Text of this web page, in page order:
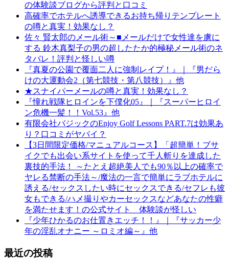
の体験談ブログから評判と口コミ
高確率でホテルへ誘導できるお持ち帰りテンプレート
の噂と真実！効果なし？
佐々 賢太郎のメール術～■メールだけで女性達を虜に
する 鈴木真梨子の男の超したたか的極秘メール術のネ
タバレ！評判と怪しい噂
『真夏の公園で覆面二人に強制レイプ！』｜『男だら
けの大運動会2（第七競技・第八競技）』他
★スナイパーメールの噂と真実！効果なし？
『憧れ戦隊ヒロインを下僕化05』｜『スーパーヒロイ
ン危機一髪！！Vol.53』他
有限会社バジックのEnjoy Golf Lessons PART.7は効果あ
り？口コミがヤバイ？
【3日間限定価格/マニュアルコース】「超簡単！ブサ
イクでも出会い系サイトを使って千人斬りを達成した
裏技的手法！ ～たとえ超絶美人でも90％以上の確率で
ヤレる禁断の手法～/魔法の一言で簡単にラブホテルに
誘える/セックスしたい時にセックスできる/セフレも彼
女もできる/ハメ撮りやカーセックスなどあなたの性癖
を満たせます！の公式サイト 体験談が怪しい
『少年ひかるのお仕置きエッチ！！』｜『サッカー少
年の淫乱オナニー ～ロミオ編～』他
最近の投稿